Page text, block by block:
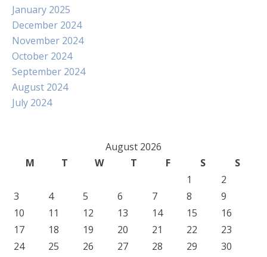
January 2025
December 2024
November 2024
October 2024
September 2024
August 2024
July 2024
August 2026
M
T W T F S
S
1
2
3
4 5 6 7 8
9
10
11 12 13 14 15
16
17
18 19 20 21 22
23
24
25 26 27 28 29
30